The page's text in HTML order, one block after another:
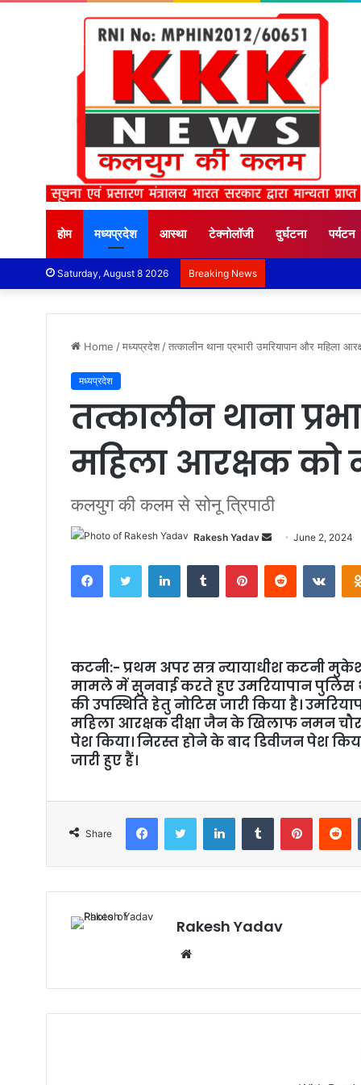
होम मध्यप्रदेश आस्था टेक्नोलॉजी दुर्घटना पर्यटन
Saturday, August 8 2026 Breaking News
Home /मध्यप्रदेश /तत्कालीन थाना प्रभारी उमरियापान और महिला
मध्यप्रदेश
तत्कालीन थाना
महिला आरक्षक को
कलयुग की कलम से सोनू त्रिपाठी
Rakesh Yadav
n
d
m
a
i
l
June 2, 2024
कटनी:- प्रथम अपर सत्र न्यायाधीश कटनी
मामले में सुनवाई करते हुए उमरियापान पुलिस
की उपस्थिति हेतु नोटिस जारी किया है।
महिला आरक्षक दीक्षा जैन के खिलाफ नमन
पेश किया। निरस्त होने के बाद डिवीजन पेश
जारी हुए हैं।
Share
Rakesh Yadav
b
s